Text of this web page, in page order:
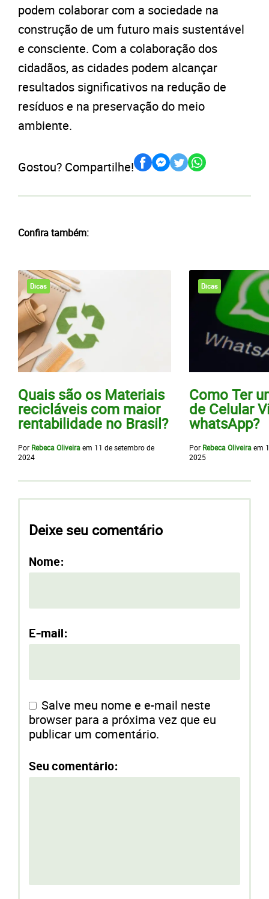
podem colaborar com a sociedade na
construção de um futuro mais sustentável
e consciente. Com a colaboração dos
cidadãos, as cidades podem alcançar
resultados significativos na redução de
resíduos e na preservação do meio
ambiente.
Gostou? Compartilhe!
Confira também:
Dicas
Quais são os Materiais
recicláveis com maior
rentabilidade no Brasil?
Por Rebeca Oliveiraem 11 de setembro de
2024
Dicas
Como Ter
de Celular
whatsApp?
Por Rebeca Oliveiraem
2025
Deixe seu comentário
Nome:
E-mail:
Salve meu nome e e-mail neste
browser para a próxima vez que eu
publicar um comentário.
Seu comentário: